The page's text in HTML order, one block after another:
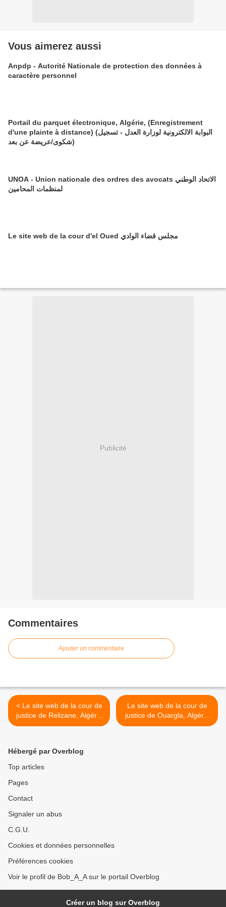
Vous aimerez aussi
Anpdp - Autorité Nationale de protection des données à
caractère personnel
Portail du parquet électronique, Algérie, (Enregistrement
d'une plainte à distance) (البوابة الالكترونية لوزارة العدل - تسجيل
(شكوى/عريضة عن بعد
UNOA - Union nationale des ordres des avocats الاتحاد الوطني
لمنظمات المحامين
Le site web de la cour d'el Oued مجلس قضاء الوادي
Publicité
Commentaires
Ajouter un commentaire
< Le site web de la cour de
justice de Relizane, Algérie
مجلس قضاء غليزان
Le site web de la cour de
justice de Ouargla, Algérie
مجلس قضاء ورقلة >
Hébergé par Overblog
Top articles
Pages
Contact
Signaler un abus
C.G.U.
Cookies et données personnelles
Préférences cookies
Voir le profil de Bob_A_A sur le portail Overblog
Créer un blog sur Overblog